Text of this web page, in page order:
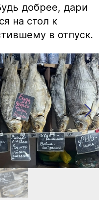
добрее, дари
на стол к
в отпуск.